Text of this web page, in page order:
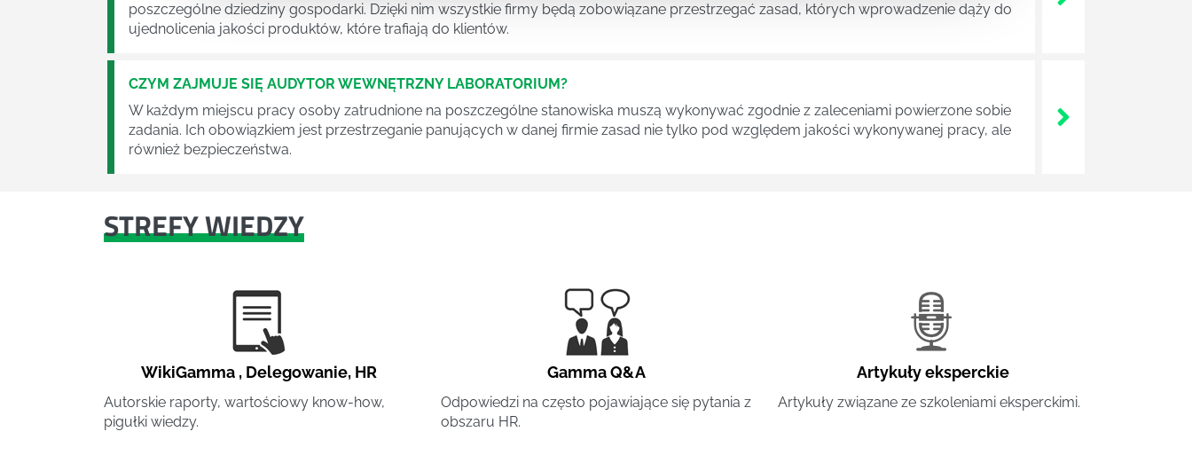
poszczególne dziedziny gospodarki. Dzięki nim wszystkie firmy będą zobowiązane przestrzegać zasad, których wprowadzenie dąży do
ujednolicenia jakości produktów, które trafiają do klientów.
CZYM ZAJMUJE SIĘ AUDYTOR WEWNĘTRZNY LABORATORIUM?
W każdym miejscu pracy osoby zatrudnione na poszczególne stanowiska muszą wykonywać zgodnie z zaleceniami powierzone sobie
zadania. Ich obowiązkiem jest przestrzeganie panujących w danej firmie zasad nie tylko pod względem jakości wykonywanej pracy, ale
również bezpieczeństwa.
STREFY WIEDZY
WikiGamma , Delegowanie, HR
Autorskie raporty, wartościowy know-how,
pigułki wiedzy.
Gamma Q&A
Odpowiedzi na często pojawiające się pytania z
obszaru HR.
Artykuły eksperckie
Artykuły związane ze szkoleniami eksperckimi.